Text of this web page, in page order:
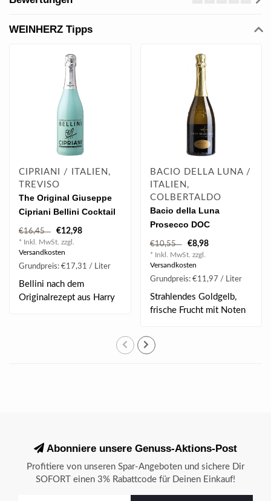
WEINHERZ Tipps
CIPRIANI / ITALIEN,
TREVISO
The Original Giuseppe
Cipriani Bellini Cocktail
0.75 l 5.50% vol
€16,45 €12,98
* Inkl. MwSt. zzgl.
Versandkosten
Grundpreis: €17,31 / Liter
Bellini nach dem
Originalrezept aus Harry
BACIO DELLA LUNA /
ITALIEN,
COLBERTALDO
Bacio della Luna
Prosecco DOC
Spumante Extra Dry 0.75
l 11% vol
€10,55 €8,98
* Inkl. MwSt. zzgl.
Versandkosten
Grundpreis: €11,97 / Liter
Strahlendes Goldgelb,
frische Frucht mit Noten
Abonniere unsere Genuss-Aktions-Post
Profitiere von unseren Spar-Angeboten und sichere Dir
SOFORT einen 3% Rabattcode für Deinen Einkauf!